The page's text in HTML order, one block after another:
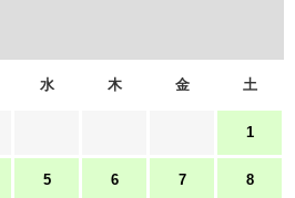
水 木 金 土
1
5 6 7 8